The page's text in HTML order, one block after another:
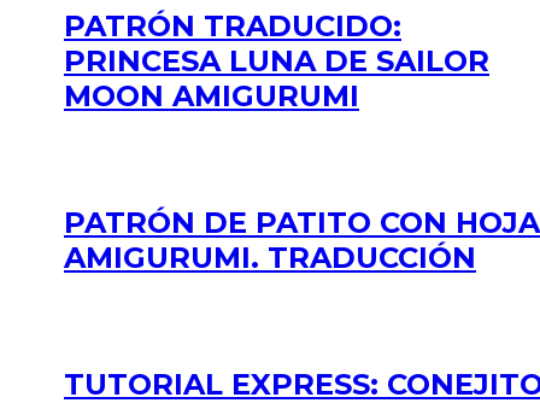
PATRÓN TRADUCIDO:
PRINCESA LUNA DE SAILOR
MOON AMIGURUMI
PATRÓN DE PATITO CON HOJA
AMIGURUMI. TRADUCCIÓN
TUTORIAL EXPRESS: